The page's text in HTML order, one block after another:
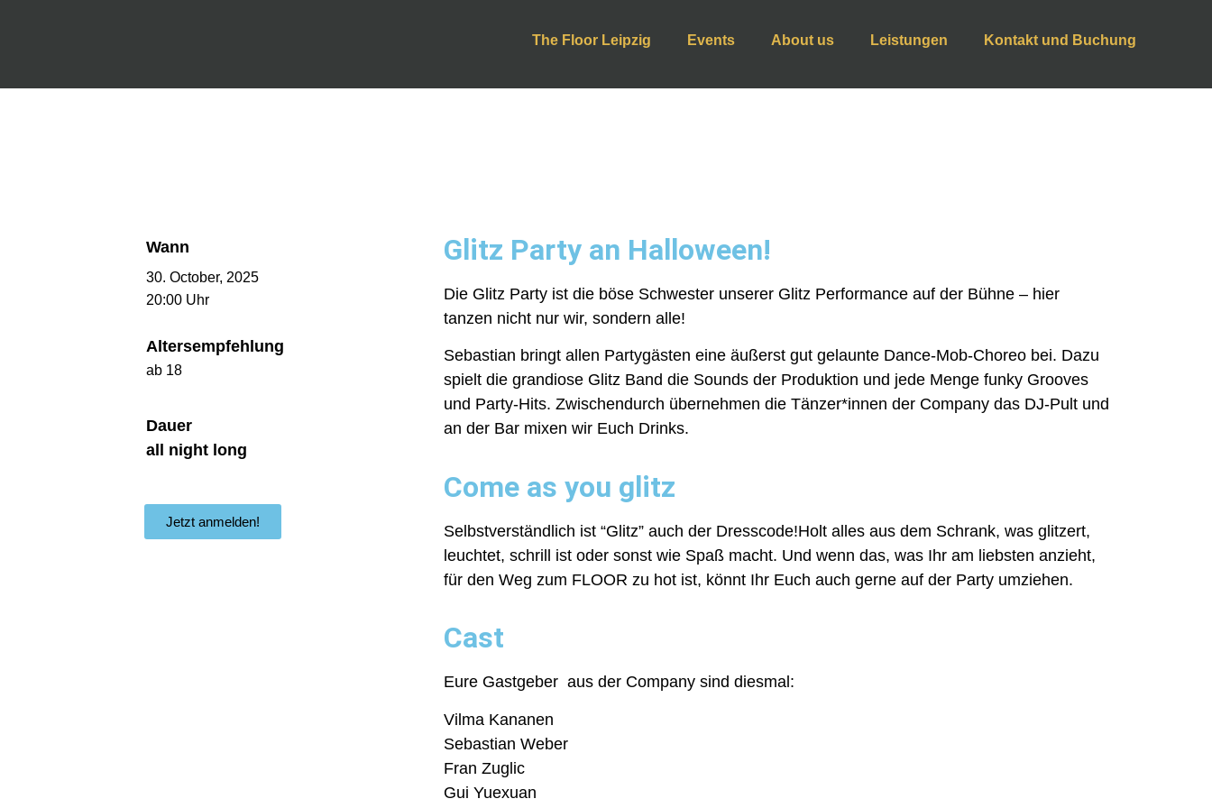
The Floor Leipzig Events About us Leistungen Kontakt und Buchung
Wann
30. October, 2025
20:00 Uhr
Altersempfehlung
ab 18
Dauer
all night long
Jetzt anmelden!
Glitz Party an Halloween!
Die Glitz Party ist die böse Schwester unserer Glitz Performance auf der Bühne – hier
tanzen nicht nur wir, sondern alle!
Sebastian bringt allen Partygästen eine äußerst gut gelaunte Dance-Mob-Choreo bei. Dazu
spielt die grandiose Glitz Band die Sounds der Produktion und jede Menge funky Grooves
und Party-Hits. Zwischendurch übernehmen die Tänzer*innen der Company das DJ-Pult und
an der Bar mixen wir Euch Drinks.
Come as you glitz
Selbstverständlich ist “Glitz” auch der Dresscode!Holt alles aus dem Schrank, was glitzert,
leuchtet, schrill ist oder sonst wie Spaß macht. Und wenn das, was Ihr am liebsten anzieht,
für den Weg zum FLOOR zu hot ist, könnt Ihr Euch auch gerne auf der Party umziehen.
Cast
Eure Gastgeber aus der Company sind diesmal:
Vilma Kananen
Sebastian Weber
Fran Zuglic
Gui Yuexuan